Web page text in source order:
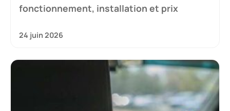
fonctionnement, installation et prix
24 juin 2026